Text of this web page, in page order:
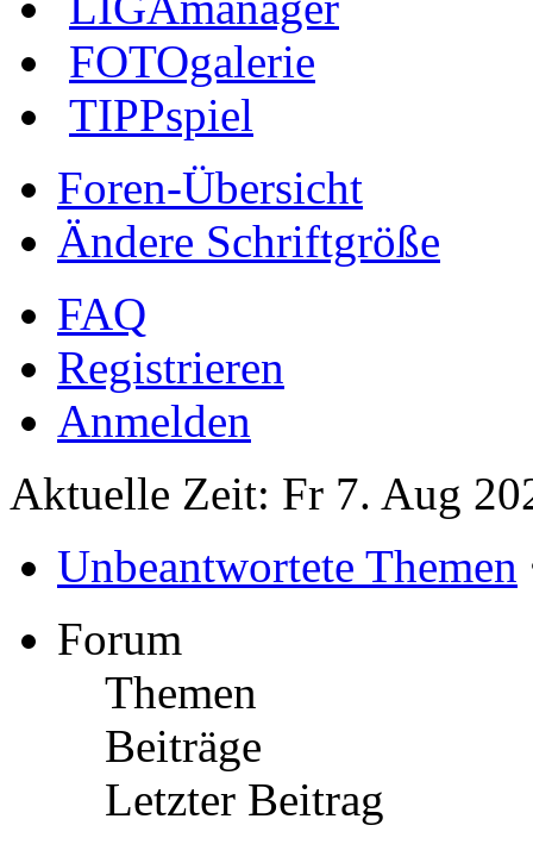
FOTOgalerie
TIPPspiel
Foren-Übersicht
Ändere Schriftgröße
FAQ
Registrieren
Anmelden
Aktuelle Zeit: Fr 7. Aug
Unbeantwortete Themen
Forum
Themen
Beiträge
Letzter Beitrag